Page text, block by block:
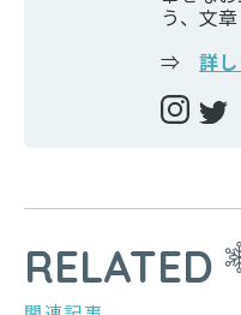
う、文
⇒ 詳し
RELATED